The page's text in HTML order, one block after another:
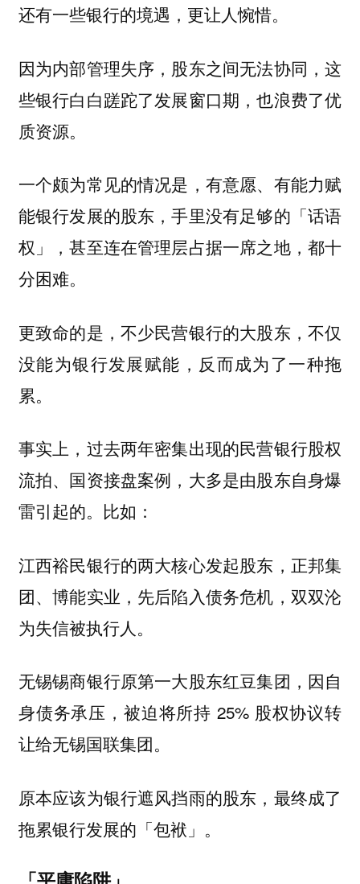
还有一些银行的境遇，更让人惋惜。
因为内部管理失序，股东之间无法协同，这
些银行白白蹉跎了发展窗口期，也浪费了优
质资源。
一个颇为常见的情况是，有意愿、有能力赋
能银行发展的股东，手里没有足够的「话语
权」，甚至连在管理层占据一席之地，都十
分困难。
更致命的是，不少民营银行的大股东，不仅
没能为银行发展赋能，反而成为了一种拖
累。
事实上，过去两年密集出现的民营银行股权
流拍、国资接盘案例，大多是由股东自身爆
雷引起的。比如：
江西裕民银行的两大核心发起股东，正邦集
团、博能实业，先后陷入债务危机，双双沦
为失信被执行人。
无锡锡商银行原第一大股东红豆集团，因自
身债务承压，被迫将所持 25% 股权协议转
让给无锡国联集团。
原本应该为银行遮风挡雨的股东，最终成了
拖累银行发展的「包袱」。